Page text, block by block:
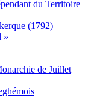
du Territoire
(1792)
»
de Juillet